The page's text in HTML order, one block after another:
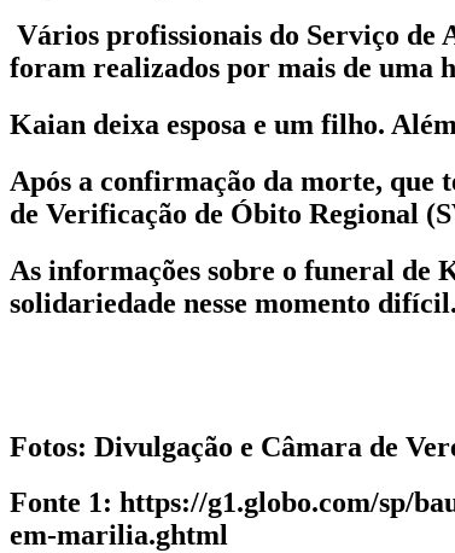
Vários profissionais do Serviço
foram realizados por mais de uma
Kaian deixa esposa e um filho.
Após a confirmação da morte, que
de Verificação de Óbito Regional
As informações sobre o funeral de
solidariedade nesse momento difícil.
Fotos: Divulgação e Câmara de
Fonte 1: https://g1.globo.com/sp/
em-marilia.ghtml